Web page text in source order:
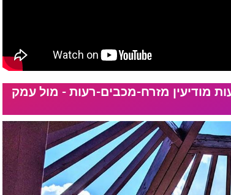
מודיעין מזרח-מכבים-רעות - מול עמק